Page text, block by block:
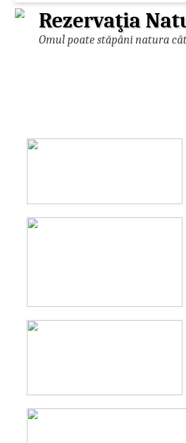
Rezervaţia
Omul poate stăpâni natura